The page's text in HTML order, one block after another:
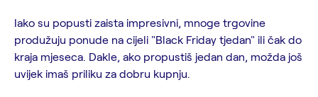
Iako su popusti zaista impresivni, mnoge trgovine
produžuju ponude na cijeli "Black Friday tjedan" ili čak do
kraja mjeseca. Dakle, ako propustiš jedan dan, možda još
uvijek imaš priliku za dobru kupnju.